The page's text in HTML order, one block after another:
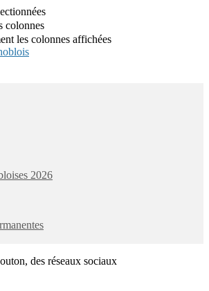
colonnes
les colonnes affichées
2026
des réseaux sociaux